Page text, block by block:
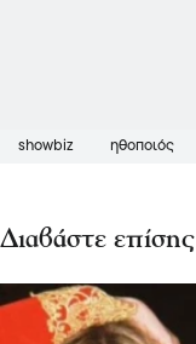
showbiz ηθοποιός
Διαβάστε επίσης